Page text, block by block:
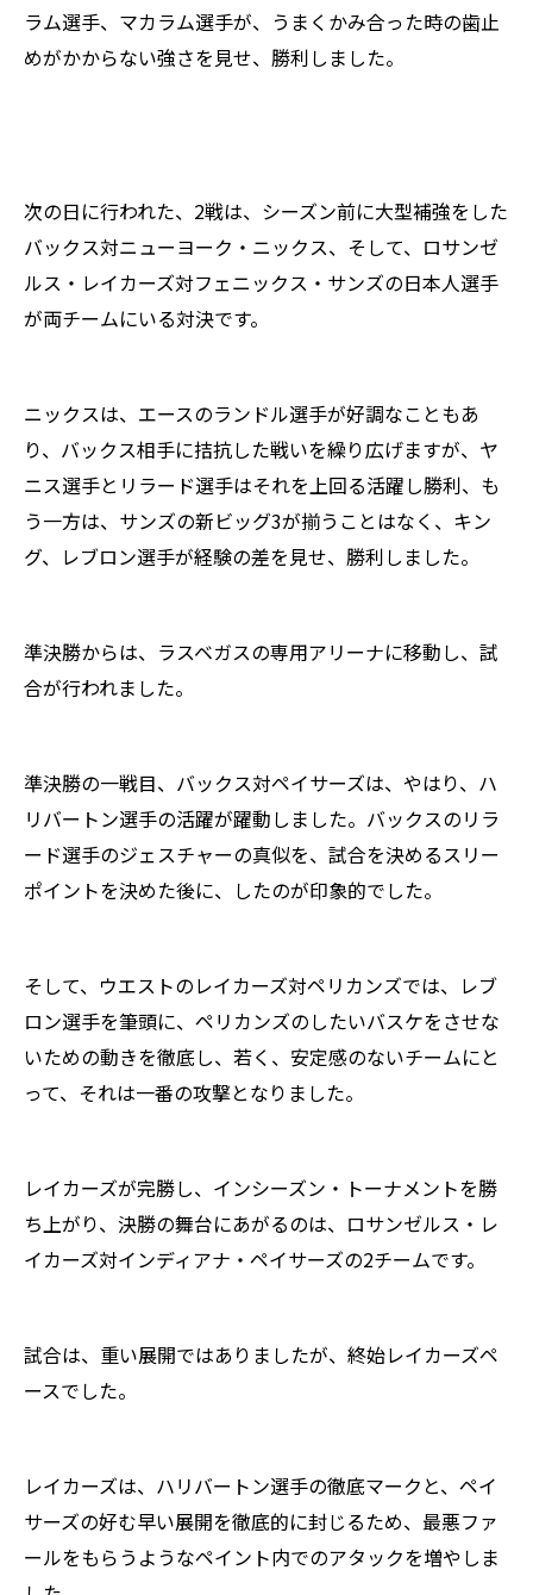
ラム選手、マカラム選手が、うまくかみ合った時の歯止
めがかからない強さを見せ、勝利しました。
次の日に行われた、2戦は、シーズン前に大型補強をした
バックス対ニューヨーク・ニックス、そして、ロサンゼ
ルス・レイカーズ対フェニックス・サンズの日本人選手
が両チームにいる対決です。
ニックスは、エースのランドル選手が好調なこともあ
り、バックス相手に拮抗した戦いを繰り広げますが、ヤ
ニス選手とリラード選手はそれを上回る活躍し勝利、も
う一方は、サンズの新ビッグ3が揃うことはなく、キン
グ、レブロン選手が経験の差を見せ、勝利しました。
準決勝からは、ラスベガスの専用アリーナに移動し、試
合が行われました。
準決勝の一戦目、バックス対ペイサーズは、やはり、ハ
リバートン選手の活躍が躍動しました。バックスのリラ
ード選手のジェスチャーの真似を、試合を決めるスリー
ポイントを決めた後に、したのが印象的でした。
そして、ウエストのレイカーズ対ペリカンズでは、レブ
ロン選手を筆頭に、ペリカンズのしたいバスケをさせな
いための動きを徹底し、若く、安定感のないチームにと
って、それは一番の攻撃となりました。
レイカーズが完勝し、インシーズン・トーナメントを勝
ち上がり、決勝の舞台にあがるのは、ロサンゼルス・レ
イカーズ対インディアナ・ペイサーズの2チームです。
試合は、重い展開ではありましたが、終始レイカーズペ
ースでした。
レイカーズは、ハリバートン選手の徹底マークと、ペイ
サーズの好む早い展開を徹底的に封じるため、最悪ファ
ールをもらうようなペイント内でのアタックを増やしま